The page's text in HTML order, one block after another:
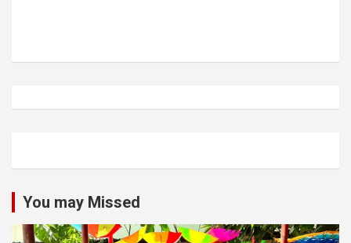
You may Missed